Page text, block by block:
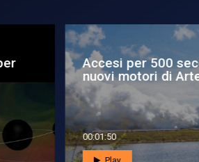
Accesi per 500
nuovi motori di
00:01:50